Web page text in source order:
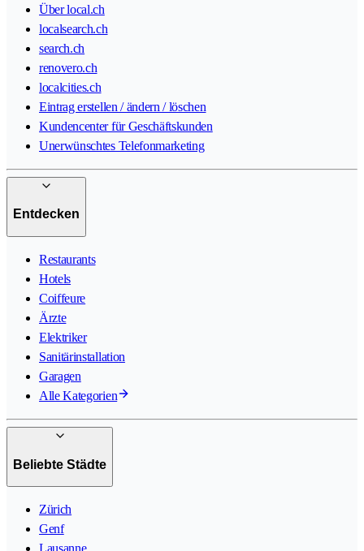
Über local.ch
localsearch.ch
search.ch
renovero.ch
localcities.ch
Eintrag erstellen / ändern / löschen
Kundencenter für Geschäftskunden
Unerwünschtes Telefonmarketing
Entdecken
Restaurants
Hotels
Coiffeure
Ärzte
Elektriker
Sanitärinstallation
Garagen
Alle Kategorien
Beliebte Städte
Zürich
Genf